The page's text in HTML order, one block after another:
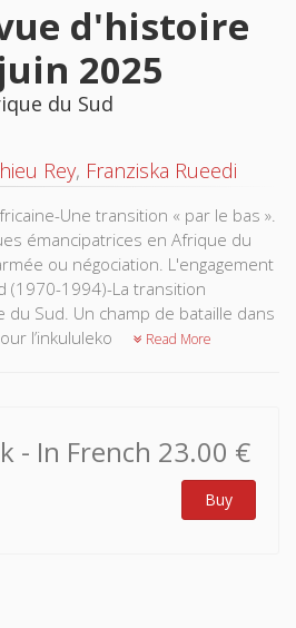
d'histoire
2025
du Sud
Rey, Franziska Rueedi
Une transition « par le bas ».
émancipatrices en Afrique du
ou négociation. L'engagement
(1970-1994)-La transition
Sud. Un champ de bataille dans
l’inkululeko
Read More
- In French 23.00 €
Buy